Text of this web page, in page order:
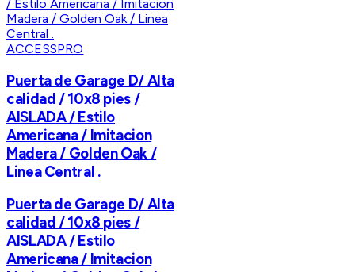
ACCESSPRO
Puerta de Garage D/ Alta
calidad / 10x8 pies /
AISLADA / Estilo
Americana / Imitacion
Madera / Golden Oak /
Linea Central .
Puerta de Garage D/ Alta
calidad / 10x8 pies /
AISLADA / Estilo
Americana / Imitacion